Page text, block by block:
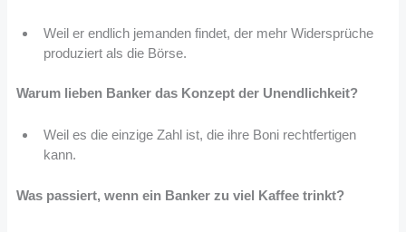
Weil er endlich jemanden findet, der mehr Widersprüche
produziert als die Börse.
Warum lieben Banker das Konzept der Unendlichkeit?
Weil es die einzige Zahl ist, die ihre Boni rechtfertigen
kann.
Was passiert, wenn ein Banker zu viel Kaffee trinkt?